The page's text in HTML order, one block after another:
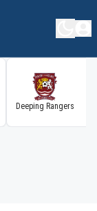
Deeping Rangers